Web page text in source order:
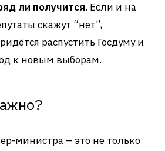
ли получится. Если и на
скажут “нет”,
распустить Госдуму и
к новым выборам.
министра – это не только